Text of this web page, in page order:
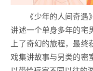
《少年的人间奇遇
讲述一个单身多年的宅
上了奇幻的旅程，最终
戏集讲故事与另类的密